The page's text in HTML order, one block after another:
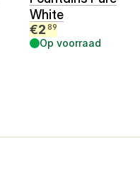
White
€2 89
Op voorraad